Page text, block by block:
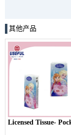
其他产品
Licensed